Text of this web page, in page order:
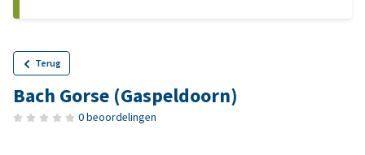
Terug
Bach Gorse (Gaspeldoorn)
0 beoordelingen